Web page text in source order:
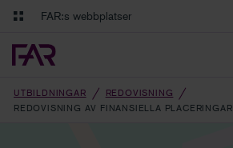
Gå till innehåll
Gå till navigation
Ekonomiska regler på ett och samma ställe
Debatt och fördjupning i branschens frågor
FAR:s webbplatser
UTBILDNINGAR
REDOVISNING
REDOVISNING AV FINANSIELLA PLACERINGAR